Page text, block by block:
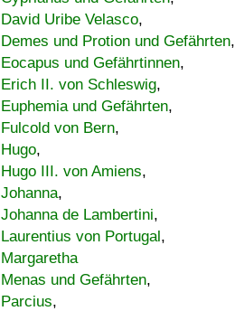
David Uribe Velasco,
Demes und Protion und Gefährten,
Eocapus und Gefährtinnen,
Erich II. von Schleswig,
Euphemia und Gefährten,
Fulcold von Bern,
Hugo,
Hugo III. von Amiens,
Johanna,
Johanna de Lambertini,
Laurentius von Portugal,
Margaretha
Menas und Gefährten,
Parcius,